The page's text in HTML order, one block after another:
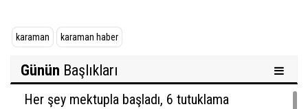
karaman karaman haber
Günün Başlıkları
Her şey mektupla başladı, 6 tutuklama